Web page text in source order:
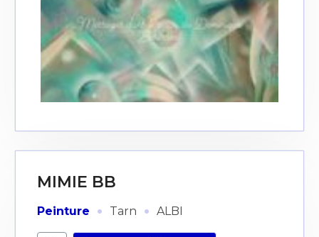
MIMIE BB
Peinture · Tarn · ALBI